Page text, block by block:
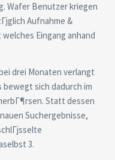
Wafer Benutzer kriegen
Aufnahme &
Eingang anhand
drei Monaten verlangt
sich dadurch im
Statt dessen
Suchergebnisse,
3.